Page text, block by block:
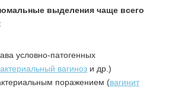
выделения чаще всего
условно-патогенных
вагиноз и др.)
поражением (вагинит